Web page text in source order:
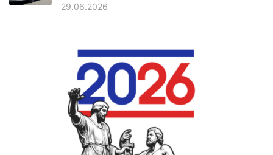
29.06.2026